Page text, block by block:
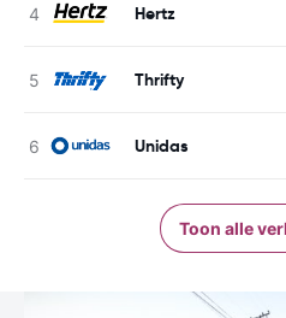
Hertz
Thrifty
Unidas
Toon alle